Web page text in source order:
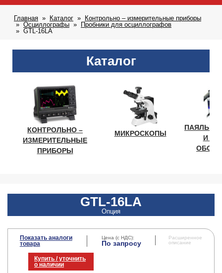
Главная Каталог
Контрольно – измерительные приборы
Осциллографы
Пробники для осциллографов
GTL-16LA
Каталог
КОНТРОЛЬНО –
ИЗМЕРИТЕЛЬНЫЕ
ПРИБОРЫ
МИКРОСКОПЫ
И
GTL-16LA
Опция
Показать аналоги
товара
Цена (с НДС):
По запросу
Расширенное
описание
Купить / уточнить
о наличии